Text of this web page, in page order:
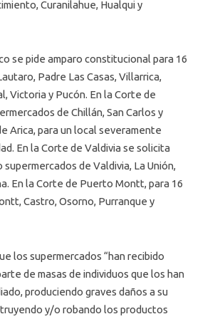
Curanilahue, Hualqui y
se pide amparo constitucional para 16
Padre Las Casas, Villarrica,
Victoria y Pucón. En la Corte de
de Chillán, San Carlos y
Arica, para un local severamente
En la Corte de Valdivia se solicita
de Valdivia, La Unión,
En la Corte de Puerto Montt, para 16
Castro, Osorno, Purranque y
los supermercados “han recibido
de masas de individuos que los han
produciendo graves daños a su
y/o robando los productos